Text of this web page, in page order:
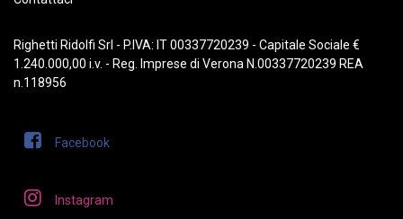
Righetti Ridolfi Srl - P.IVA: IT 00337720239 - Capitale Sociale €
1.240.000,00 i.v. - Reg. Imprese di Verona N.00337720239 REA
n.118956
Facebook
Instagram